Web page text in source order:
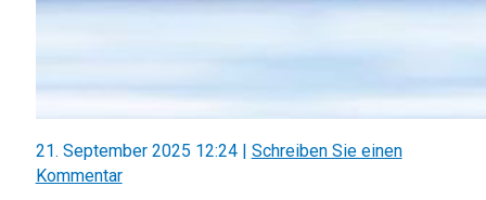
21. September 2025 12:24
Schreiben Sie einen
Kommentar